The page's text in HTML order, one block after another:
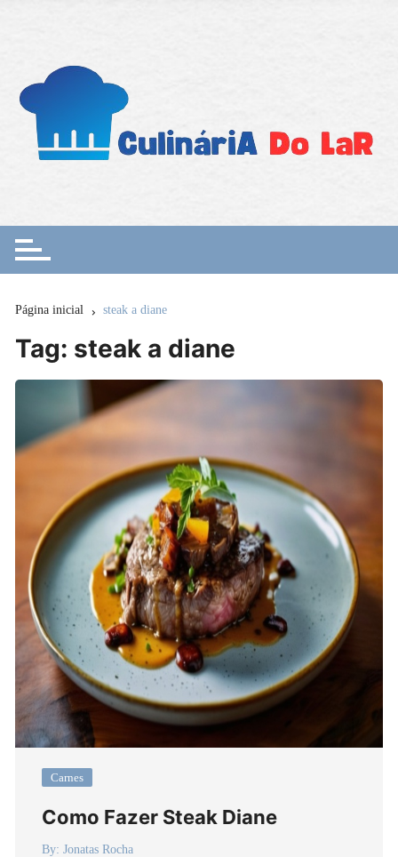
conteúdo
Página inicial steak a diane
Tag: steak a diane
Carnes
Como Fazer Steak Diane
By: Jonatas Rocha